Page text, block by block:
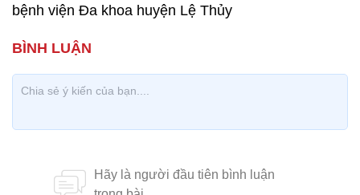
bệnh viện Đa khoa huyện Lệ Thủy